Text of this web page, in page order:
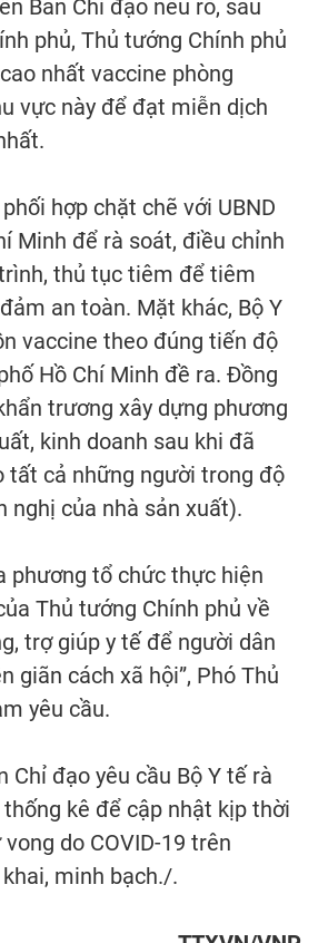
Ban Chỉ đạo nêu rõ, sau
phủ, Thủ tướng Chính phủ
nhất vaccine phòng
vực này để đạt miễn dịch
hợp chặt chẽ với UBND
Minh để rà soát, điều chỉnh
thủ tục tiêm để tiêm
an toàn. Mặt khác, Bộ Y
vaccine theo đúng tiến độ
Hồ Chí Minh đề ra. Đồng
trương xây dựng phương
kinh doanh sau khi đã
tất cả những người trong độ
nghị của nhà sản xuất).
phương tổ chức thực hiện
Thủ tướng Chính phủ về
trợ giúp y tế để người dân
giãn cách xã hội”, Phó Thủ
yêu cầu.
Chỉ đạo yêu cầu Bộ Y tế rà
kê để cập nhật kịp thời
do COVID-19 trên
minh bạch./.